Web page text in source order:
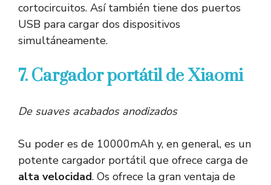
cortocircuitos. Así también tiene dos puertos
USB para cargar dos dispositivos
simultáneamente.
7. Cargador portátil de Xiaomi
De suaves acabados anodizados
Su poder es de 10000mAh y, en general, es un
potente cargador portátil que ofrece carga de
alta velocidad. Os ofrece la gran ventaja de